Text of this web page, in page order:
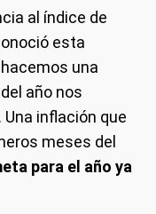
al índice de
esta
una
año nos
inflación que
meses del
para el año ya